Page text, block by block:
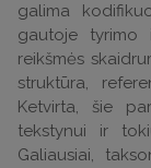
galima
gautoje tyrimo
reikšmės
struktūra,
Ketvirta, šie
tekstynui ir
Galiausiai,